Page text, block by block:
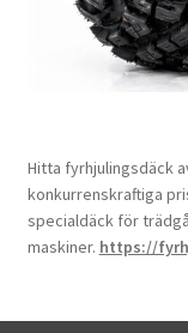
Hitta fyrhjulingsdäck
konkurrenskraftiga
specialdäck för
maskiner. https://